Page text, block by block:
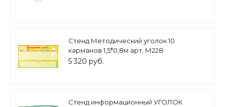
Стенд Методический уголок 10
карманов 1,5*0,8м арт. М228
5 320 руб.
Стенд информационный УГОЛОК